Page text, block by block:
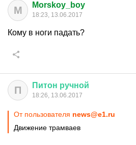
M Morskoy_boy
18:23, 13.06.2017
Кому в ноги падать?
П Питон ручной
18:26, 13.06.2017
От пользователя news@e1.ru
Движение трамваев